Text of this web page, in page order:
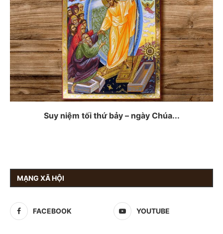
Suy niệm tối thứ bảy – ngày Chúa...
MẠNG XÃ HỘI
FACEBOOK YOUTUBE